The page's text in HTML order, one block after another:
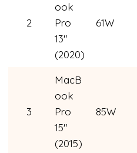
2
ook
Pro
13″
(2020)
61W
3
MacB
ook
Pro
15″
(2015)
85W